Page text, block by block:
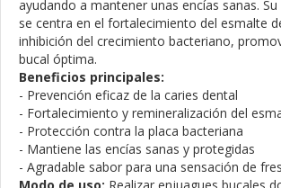
ayudando a mantener unas encías sanas.
se centra en el fortalecimiento del esmalte
inhibición del crecimiento bacteriano,
bucal óptima.
Beneficios principales:
- Prevención eficaz de la caries dental
- Fortalecimiento y remineralización del
- Protección contra la placa bacteriana
- Mantiene las encías sanas y protegidas
- Agradable sabor para una sensación de